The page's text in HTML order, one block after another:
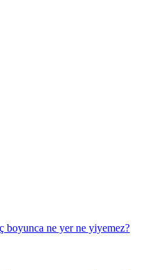
boyunca ne yer ne yiyemez?